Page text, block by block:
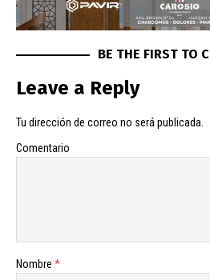
BE THE FIRST TO
Leave a Reply
Tu dirección de correo no será publicada.
Comentario
Nombre *